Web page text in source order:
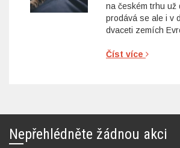
na českém trhu už
prodává se ale i v
dvaceti zemích
Číst více
Nepřehlédněte žádnou akci